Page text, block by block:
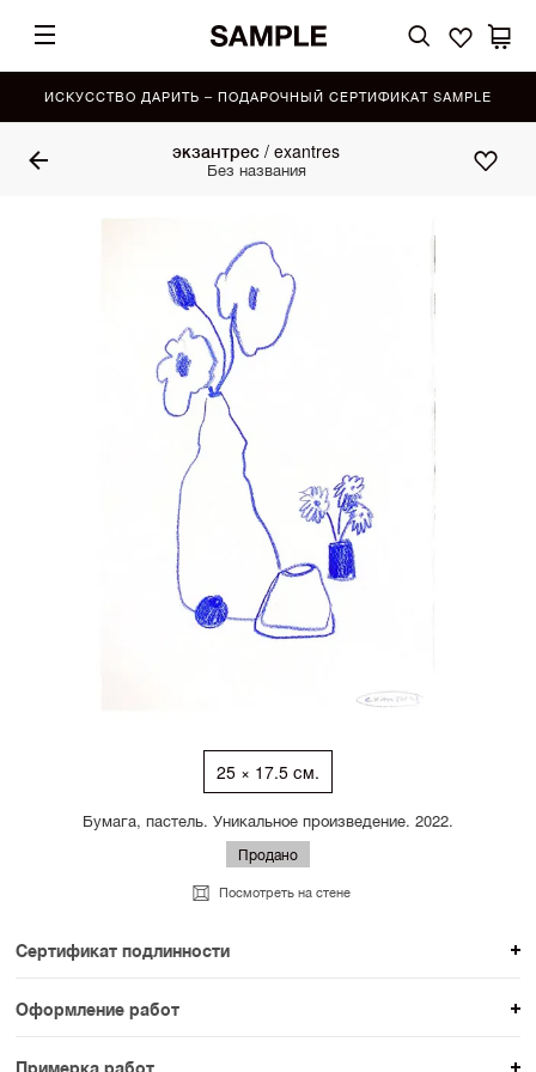
ИСКУССТВО ДАРИТЬ – ПОДАРОЧНЫЙ СЕРТИФИКАТ SAMPLE
экзантрес / exantres
Без названия
25 × 17.5 см.
Бумага, пастель. Уникальное произведение. 2022.
Продано
Посмотреть на стене
Сертификат подлинности
К каждому авторскому произведению мы
прикладываем сертификат подлинности. Для товаров
раздела SAMPLE СЕРИЯ сертификаты не
Оформление работ
При покупке произведения вы можете выбрать и
Примерка работ